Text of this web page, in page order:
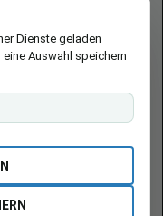
an qualifizierten
angezeigt werden,
(Datum/Uhrzeit) und
ändern. Für den Kauf
und Verfügbarkeit, die
Amazon-
Dienste geladen
Auswahl speichern